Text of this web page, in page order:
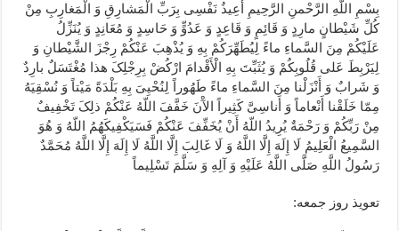
بِسْمِ اللّهِ الرَّحْمنِ الرَّحِیمِ أُعِیذُ نَفْسِی بِرَبِّ الْمَشارِقِ وَ الْمَغارِبِ مِنْ
کُلِّ شَیْطانٍ مارِدٍ وَ قَائِمٍ وَ قَاعِدٍ وَ عَدُوٍّ وَ حَاسِدٍ وَ مُعَانِدٍ وَ یُنَزِّلُ
عَلَیْکُمْ مِنَ السَّماءِ ماءً لِیُطَهِّرَکُمْ بِهِ وَ یُذْهِبَ عَنْکُمْ رِجْزَ الشَّیْطانِ وَ
لِیَرْبِطَ عَلی قُلُوبِکُمْ وَ یُثَبِّتَ بِهِ الْأَقْدامَ ارْکُضْ بِرِجْلِکَ هذا مُغْتَسَلٌ بارِدٌ
وَ شَرابٌ وَ أَنْزَلْنا مِنَ السَّماءِ ماءً طَهُوراً لِنُحْیِیَ بِهِ بَلْدَةً مَیْتاً وَ نُسْقِیَهُ
مِمّا خَلَقْنا أَنْعاماً وَ أَناسِیَّ کَثِیراً الآْنَ خَفَّفَ اللّهُ عَنْکُمْ ذلِکَ تَخْفِیفٌ
مِنْ رَبِّکُمْ وَ رَحْمَةٌ یُرِیدُ اللّهُ أَنْ یُخَفِّفَ عَنْکُمْ فَسَیَکْفِیکَهُمُ اللّهُ وَ هُوَ
السَّمِیعُ الْعَلِیمُ لَا إِلَهَ إِلَّا اللَّهُ وَ لَا غَالِبَ إِلَّا اللَّهُ لَا إِلَهَ إِلَّا اللَّهُ مُحَمَّدٌ
رَسُولُ اللَّهِ صَلَّی اللَّهُ عَلَیْهِ وَ آلِهِ وَ سَلَّمَ تَسْلِیماً
تعویذ روز جمعه: